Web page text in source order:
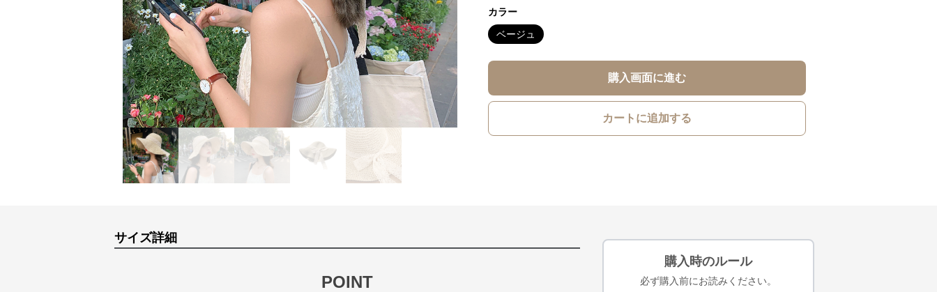
カラー
ベージュ
購入画面に進む
カートに追加する
サイズ詳細
POINT
購入時のルール
必ず購入前にお読みください。